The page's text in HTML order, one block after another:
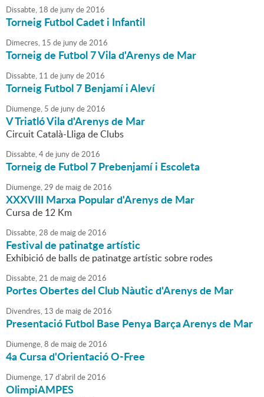
Dissabte, 18 de junyde2016
Torneig Futbol Cadet i Infantil
Dimecres, 15 de junyde2016
Torneig de Futbol 7 Vila d'Arenys de Mar
Dissabte, 11 de junyde2016
Torneig Futbol 7 Benjamí i Aleví
Diumenge, 5 de junyde2016
V Triatló Vila d'Arenys de Mar
Circuit Català-Lliga de Clubs
Dissabte,4de junyde2016
Torneig de Futbol 7 Prebenjamí i Escoleta
Diumenge,29 de maigde2016
XXXVIII Marxa Popular d'Arenys de Mar
Cursa de 12 Km
Dissabte,28 de maigde2016
Festival de patinatge artístic
Exhibició de balls de patinatge artístic sobre rodes
Dissabte,21 de maigde2016
Portes Obertes del Club Nàutic d'Arenys de Mar
Divendres, 13 de maigde2016
Presentació Futbol Base Penya Barça Arenys de Mar
Diumenge,8 de maigde2016
4a Cursa d'Orientació O-Free
Diumenge, 17 d'abril de2016
OlimpiAMPES